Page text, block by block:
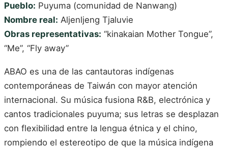
Pueblo: Puyuma (comunidad de Nanwang)
Nombre real: Aljenljeng Tjaluvie
Obras representativas: “kinakaian Mother Tongue”,
“Me”, “Fly away”
ABAO es una de las cantautoras indígenas
contemporáneas de Taiwán con mayor atención
internacional. Su música fusiona R&B, electrónica y
cantos tradicionales puyuma; sus letras se desplazan
con flexibilidad entre la lengua étnica y el chino,
rompiendo el estereotipo de que la música indígena